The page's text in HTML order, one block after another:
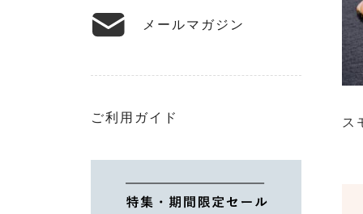
メールマガジン
ご利用ガイド ス